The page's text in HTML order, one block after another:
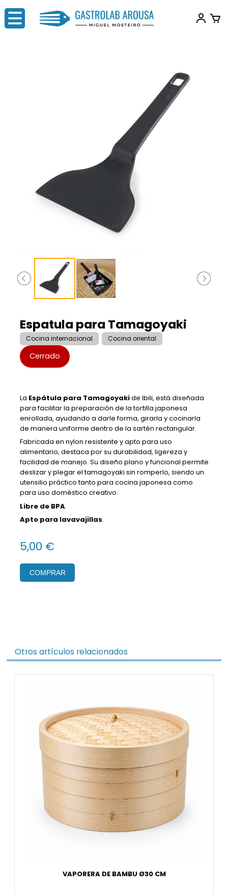
Espatula para Tamagoyaki
Cocina internacional Cocina oriental
Cerrado
La Espátula para Tamagoyakide Ibili, está diseñada
para facilitar la preparación de la tortilla japonesa
enrollada, ayudando a darle forma, girarla y cocinarla
de manera uniforme dentro de la sartén rectangular.
Fabricada en nylon resistente y apto para uso
alimentario, destaca por su durabilidad, ligereza y
facilidad de manejo. Su diseño plano y funcional permite
deslizar y plegar el tamagoyaki sin romperlo, siendo un
utensilio práctico tanto para cocina japonesa como
para uso doméstico creativo.
Libre de BPA.
Apto para lavavajillas.
5,00 €
COMPRAR
Otros artículos relacionados
VAPORERA DE BAMBU Ø30 CM